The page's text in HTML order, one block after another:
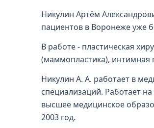
Никулин Артём
пациентов в Воронеже уже
В работе - пластическая
(маммопластика), интимная
Никулин А. А. работает в
специализаций. Работает
высшее медицинское
2003 год.